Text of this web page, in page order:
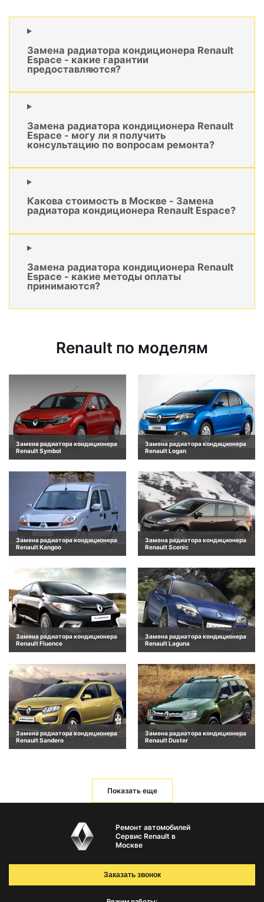
Замена радиатора кондиционера Renault
Espace - какие гарантии
предоставляются?
Замена радиатора кондиционера Renault
Espace - могу ли я получить
консультацию по вопросам ремонта?
Какова стоимость в Москве - Замена
радиатора кондиционера Renault Espace?
Замена радиатора кондиционера Renault
Espace - какие методы оплаты
принимаются?
Renault по моделям
Замена радиатора кондиционера
Renault Symbol
Замена радиатора кондиционера
Renault Logan
Замена радиатора кондиционера
Renault Kangoo
Замена радиатора кондиционера
Renault Scenic
Замена радиатора кондиционера
Renault Fluence
Замена радиатора кондиционера
Renault Laguna
Замена радиатора кондиционера
Renault Sandero
Замена радиатора кондиционера
Renault Duster
Показать еще
Ремонт автомобилей
Сервис Renault в
Москве
Заказать звонок